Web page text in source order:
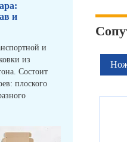
и
и
из
Состоит
плоского